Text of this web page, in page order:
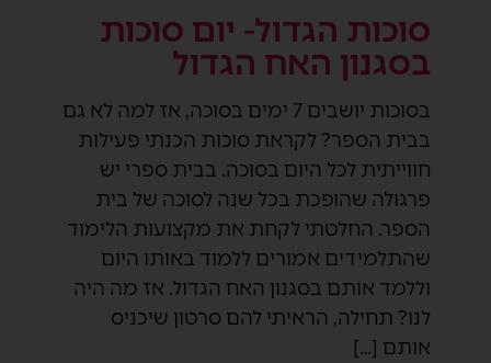
סוכות הגדול- יום סוכות
בסגנון האח הגדול
בסוכות יושבים 7 ימים בסוכה, אז למה לא גם
בבית הספר? לקראת סוכות הכנתי פעילות
חווייתית לכל היום בסוכה. בבית ספרי יש
פרגולה שהופכת בכל שנה לסוכה של בית
הספר. החלטתי לקחת את מקצועות הלימוד
שהתלמידים אמורים ללמוד באותו היום
וללמד אותם בסגנון האח הגדול. אז מה היה
לנו? תחילה, הראיתי להם סרטון שיכניס
אותם […]